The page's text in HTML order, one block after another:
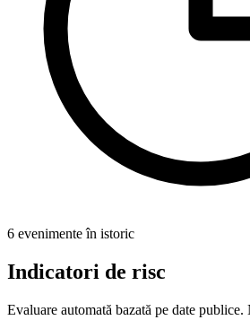
6 evenimente în istoric
Indicatori de risc
Evaluare automată bazată pe date